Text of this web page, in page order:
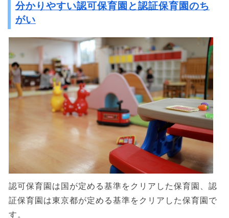
分かりやすい認可保育園と認証保育園のち
がい
認可保育園は国が定める基準をクリアした保育園、認
証保育園は東京都が定める基準をクリアした保育園で
す。